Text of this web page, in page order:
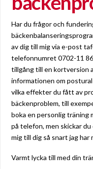
Har du frågor och
av dig till mig via e-post
telefonnumret 0702-11
tillgång till en kortversion
informationen om
vilka effekter du fått av
bäckenproblem, till
boka en personlig träning
på telefon, men skickar
mig till dig så snart jag har
Varmt lycka till med din